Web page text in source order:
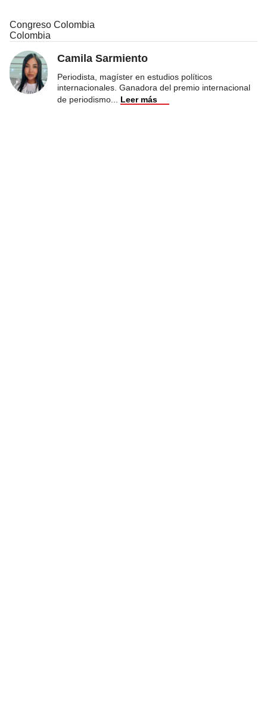
Congreso Colombia
Colombia
Camila Sarmiento
Periodista, magíster en estudios políticos
internacionales. Ganadora del premio internacional
de periodismo
Leer más